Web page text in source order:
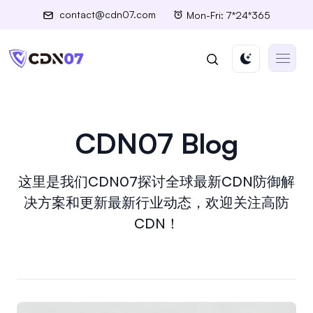
contact@cdn07.com Mon-Fri: 7*24*365
CDN07 Blog
这里是我们CDN07探讨全球最新CDN防御解
决方案和更新最新行业动态，欢迎关注高防
CDN！